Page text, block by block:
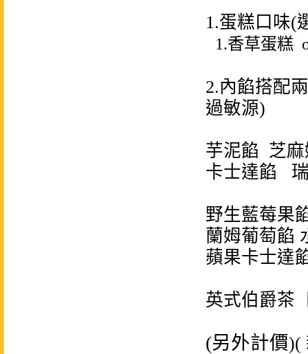
1.蛋糕口味(
1.香草蛋糕
2.內餡搭配
過敏源)
芋泥餡 芝
卡士達餡
野生藍莓果
蘭姆葡萄餡
蘋果卡士達
英式伯爵茶
(另外計價)(